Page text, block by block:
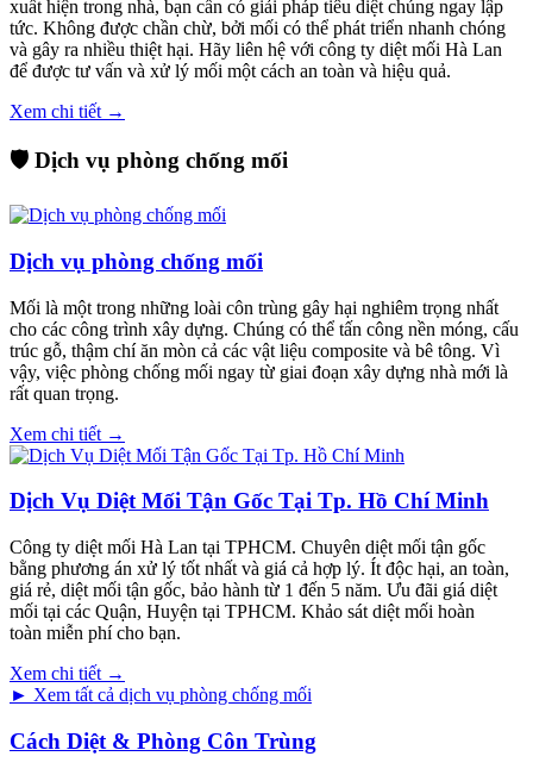
xuất hiện trong nhà, bạn cần có giải pháp tiêu diệt chúng ngay lập
tức. Không được chần chừ, bởi mối có thể phát triển nhanh chóng
và gây ra nhiều thiệt hại. Hãy liên hệ với công ty diệt mối Hà Lan
để được tư vấn và xử lý mối một cách an toàn và hiệu quả.
Xem chi tiết →
🛡️ Dịch vụ phòng chống mối
Dịch vụ phòng chống mối
Mối là một trong những loài côn trùng gây hại nghiêm trọng nhất
cho các công trình xây dựng. Chúng có thể tấn công nền móng, cấu
trúc gỗ, thậm chí ăn mòn cả các vật liệu composite và bê tông. Vì
vậy, việc phòng chống mối ngay từ giai đoạn xây dựng nhà mới là
rất quan trọng.
Xem chi tiết →
Dịch Vụ Diệt Mối Tận Gốc Tại Tp. Hồ Chí Minh
Công ty diệt mối Hà Lan tại TPHCM. Chuyên diệt mối tận gốc
bằng phương án xử lý tốt nhất và giá cả hợp lý. Ít độc hại, an toàn,
giá rẻ, diệt mối tận gốc, bảo hành từ 1 đến 5 năm. Ưu đãi giá diệt
mối tại các Quận, Huyện tại TPHCM. Khảo sát diệt mối hoàn
toàn miễn phí cho bạn.
Xem chi tiết →
► Xem tất cả dịch vụ phòng chống mối
Cách Diệt & Phòng Côn Trùng